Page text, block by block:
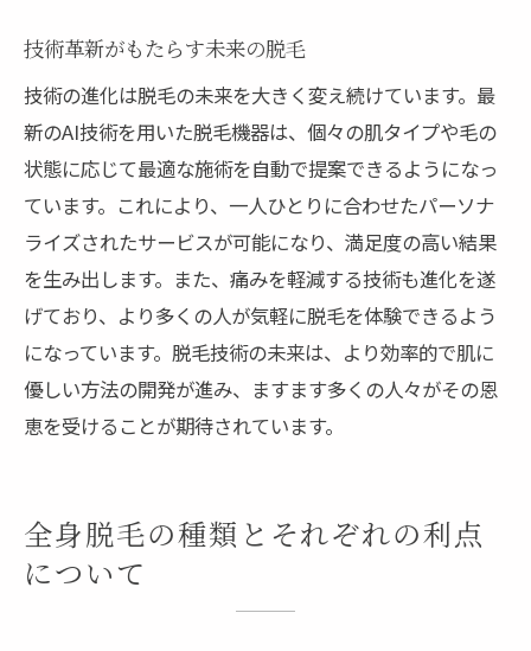
技術革新がもたらす未来の脱毛
技術の進化は脱毛の未来を大きく変え続けています。最
新のAI技術を用いた脱毛機器は、個々の肌タイプや毛の
状態に応じて最適な施術を自動で提案できるようになっ
ています。これにより、一人ひとりに合わせたパーソナ
ライズされたサービスが可能になり、満足度の高い結果
を生み出します。また、痛みを軽減する技術も進化を遂
げており、より多くの人が気軽に脱毛を体験できるよう
になっています。脱毛技術の未来は、より効率的で肌に
優しい方法の開発が進み、ますます多くの人々がその恩
恵を受けることが期待されています。
全身脱毛の種類とそれぞれの利点
について